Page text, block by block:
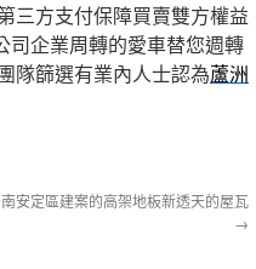
三方支付保障買賣雙方權益
司企業周轉的愛車替您週轉
隊篩選有業內人士認為蘆洲
安定區建案的高架地板新透天的屋瓦
→